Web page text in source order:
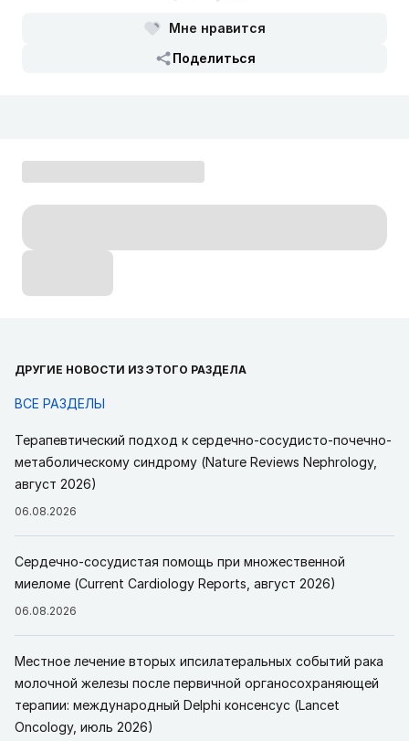
Мне нравится
Поделиться
ДРУГИЕ НОВОСТИ ИЗ ЭТОГО РАЗДЕЛА
ВСЕ РАЗДЕЛЫ
Терапевтический подход к сердечно-сосудисто-почечно-
метаболическому синдрому (Nature Reviews Nephrology,
август 2026)
06.08.2026
Сердечно-сосудистая помощь при множественной
миеломе (Current Cardiology Reports, август 2026)
06.08.2026
Местное лечение вторых ипсилатеральных событий рака
молочной железы после первичной органосохраняющей
терапии: международный Delphi консенсус (Lancet
Oncology, июль 2026)